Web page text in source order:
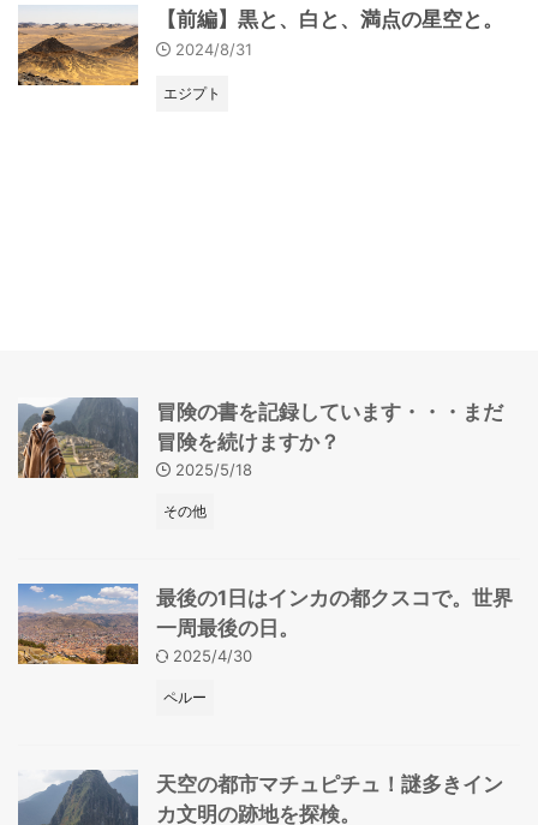
【前編】黒と、白と、満点の星空と。
2024/8/31
エジプト
冒険の書を記録しています・・・まだ
冒険を続けますか？
2025/5/18
その他
最後の1日はインカの都クスコで。世界
一周最後の日。
2025/4/30
ペルー
天空の都市マチュピチュ！謎多きイン
カ文明の跡地を探検。